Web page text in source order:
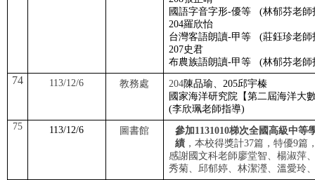
國語字音字形-優等(林郁芬老師
204羅欣怡
台灣客語朗讀-甲等(莊鈺珍老師
207史君
布農族語朗讀-甲等(林郁芬老師
74 113/12/6 教務處 204陳品瑜、 205邱宇榛
國家海洋研究院【第二屆海洋大
(李欣珮老師指導)
75
113/12/6 圖書館 參加1131010梯次全國高級中等
績，本校得獎計37篇，特優9篇
感謝國文科老師廖堂智、楊淑萍
秀菊、邱郁婷、林潔瀅、溫愛玲